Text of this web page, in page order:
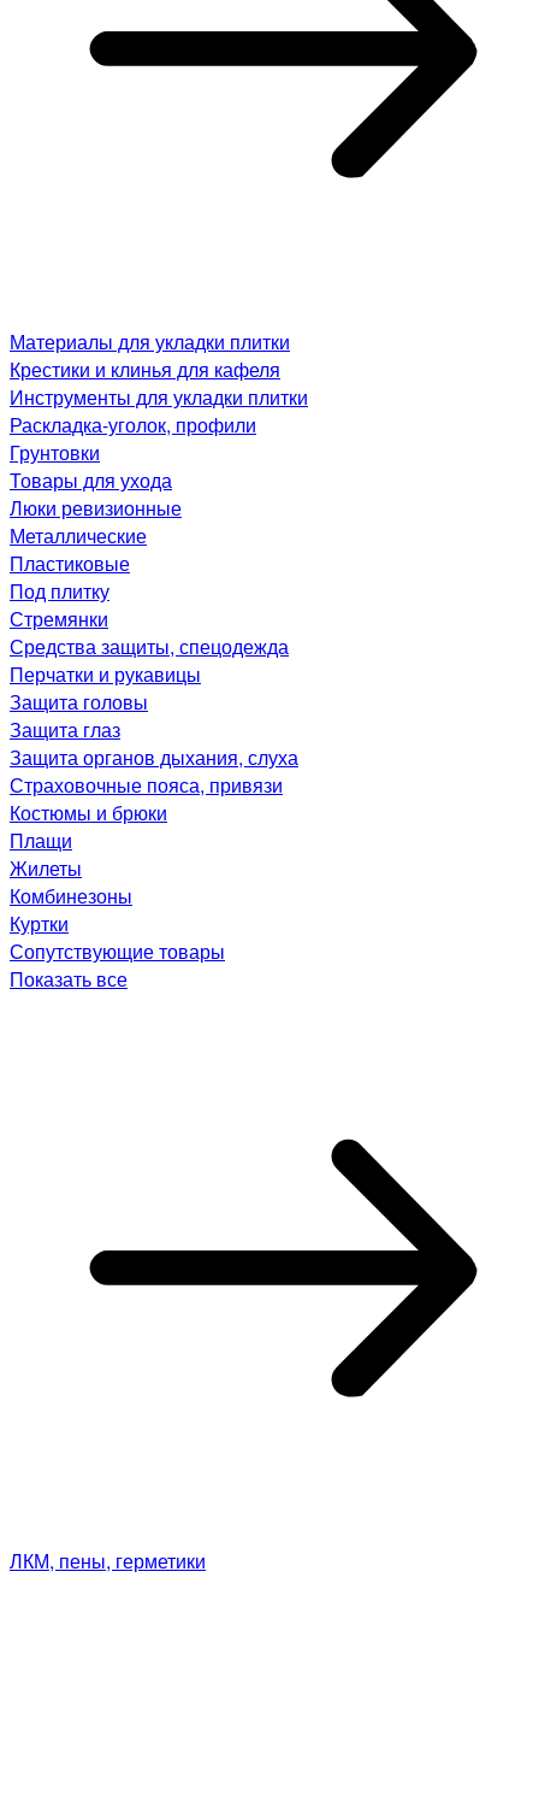
Материалы для укладки плитки
Крестики и клинья для кафеля
Инструменты для укладки плитки
Раскладка-уголок, профили
Грунтовки
Товары для ухода
Люки ревизионные
Металлические
Пластиковые
Под плитку
Стремянки
Средства защиты, спецодежда
Перчатки и рукавицы
Защита головы
Защита глаз
Защита органов дыхания, слуха
Страховочные пояса, привязи
Костюмы и брюки
Плащи
Жилеты
Комбинезоны
Куртки
Сопутствующие товары
Показать все
ЛКМ, пены, герметики